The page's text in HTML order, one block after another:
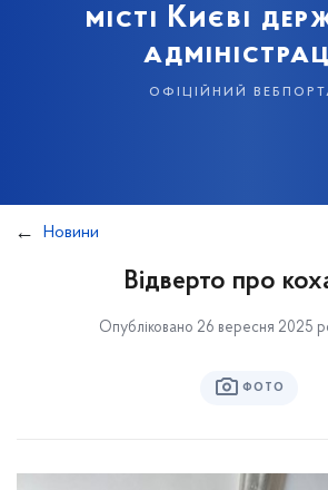
місті Києві
офіційний
Новини
Відверто про
Опубліковано 26 вересня 2025
ФОТО